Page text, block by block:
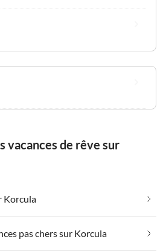
vacances de rêve sur
Korcula
pas chers sur Korcula